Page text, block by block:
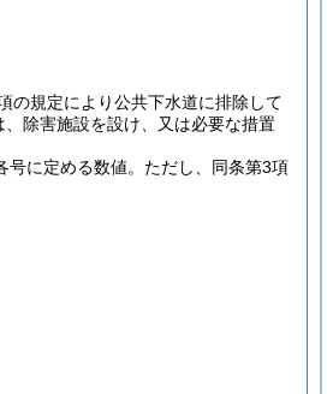
の規定により公共下水道に排除して
除害施設を設け、又は必要な措置
に定める数値。 ただし、同条第3項